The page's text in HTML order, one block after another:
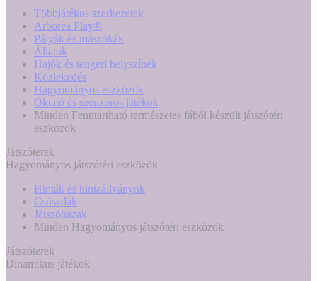
Többjátékos szerkezetek
Arborea Play®
Pályák és mászókák
Állatok
Hajók és tengeri helyszínek
Közlekedés
Hagyományos eszközök
Oktató és szenzoros játékok
Minden Fenntartható természetes fából készült játszótéri
eszközök
Játszóterek
Hagyományos játszótéri eszközök
Hinták és hintaállványok
Csúszdák
Játszóházak
Minden Hagyományos játszótéri eszközök
Játszóterek
Dinamikus játékok